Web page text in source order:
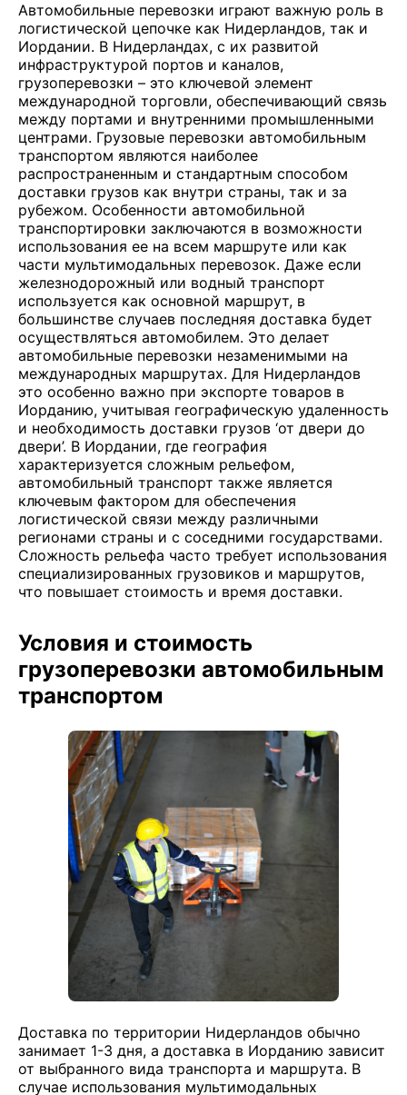
Автомобильные перевозки играют важную роль в
логистической цепочке как Нидерландов, так и
Иордании. В Нидерландах, с их развитой
инфраструктурой портов и каналов,
грузоперевозки – это ключевой элемент
международной торговли, обеспечивающий связь
между портами и внутренними промышленными
центрами. Грузовые перевозки автомобильным
транспортом являются наиболее
распространенным и стандартным способом
доставки грузов как внутри страны, так и за
рубежом. Особенности автомобильной
транспортировки заключаются в возможности
использования ее на всем маршруте или как
части мультимодальных перевозок. Даже если
железнодорожный или водный транспорт
используется как основной маршрут, в
большинстве случаев последняя доставка будет
осуществляться автомобилем. Это делает
автомобильные перевозки незаменимыми на
международных маршрутах. Для Нидерландов
это особенно важно при экспорте товаров в
Иорданию, учитывая географическую удаленность
и необходимость доставки грузов ‘от двери до
двери’. В Иордании, где география
характеризуется сложным рельефом,
автомобильный транспорт также является
ключевым фактором для обеспечения
логистической связи между различными
регионами страны и с соседними государствами.
Сложность рельефа часто требует использования
специализированных грузовиков и маршрутов,
что повышает стоимость и время доставки.
Условия и стоимость
грузоперевозки автомобильным
транспортом
Доставка по территории Нидерландов обычно
занимает 1-3 дня, а доставка в Иорданию зависит
от выбранного вида транспорта и маршрута. В
случае использования мультимодальных